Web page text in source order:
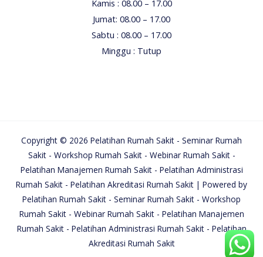
Kamis : 08.00 – 17.00
Jumat: 08.00 – 17.00
Sabtu : 08.00 – 17.00
Minggu : Tutup
Copyright © 2026 Pelatihan Rumah Sakit - Seminar Rumah
Sakit - Workshop Rumah Sakit - Webinar Rumah Sakit -
Pelatihan Manajemen Rumah Sakit - Pelatihan Administrasi
Rumah Sakit - Pelatihan Akreditasi Rumah Sakit | Powered by
Pelatihan Rumah Sakit - Seminar Rumah Sakit - Workshop
Rumah Sakit - Webinar Rumah Sakit - Pelatihan Manajemen
Rumah Sakit - Pelatihan Administrasi Rumah Sakit - Pelatihan
Akreditasi Rumah Sakit